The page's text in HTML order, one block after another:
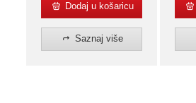
Dodaj u košaricu
Saznaj više